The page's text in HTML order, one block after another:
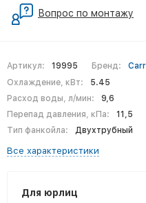
Артикул: 19995 Бренд:
Охлаждение, кВт:
5.45
Расход воды, л/мин:
9,6
Перепад давления, кПа:
11,5
Тип фанкойла:
Двухтрубный
Все характеристики
Для юрлиц
Вопрос по монтажу